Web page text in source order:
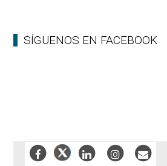
SÍGUENOS EN FACEBOOK